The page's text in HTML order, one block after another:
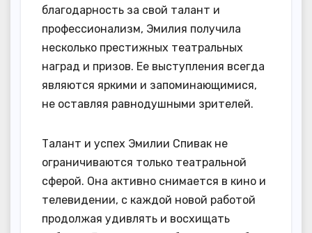
благодарность за свой талант и
профессионализм, Эмилия получила
несколько престижных театральных
наград и призов. Ее выступления всегда
являются яркими и запоминающимися,
не оставляя равнодушными зрителей.
Талант и успех Эмилии Спивак не
ограничиваются только театральной
сферой. Она активно снимается в кино и
телевидении, с каждой новой работой
продолжая удивлять и восхищать